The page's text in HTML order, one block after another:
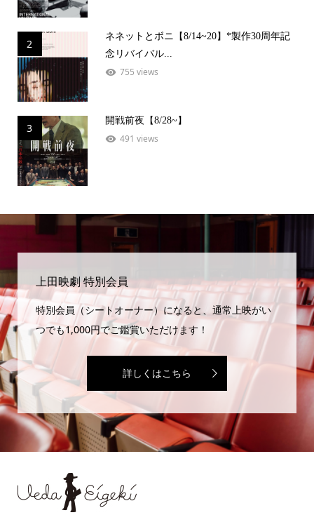
2
ネネットとボニ【8/14~20】*製作30周年記
念リバイバル...
755 views
3
開戦前夜【8/28~】
491 views
上田映劇 特別会員
特別会員（シートオーナー）になると、通常上映がい
つでも1,000円でご鑑賞いただけます！
詳しくはこちら